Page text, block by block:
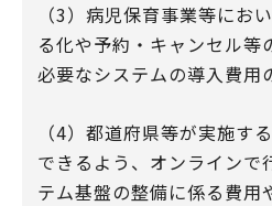
（3）病児保育事業等にお
る化や予約・キャンセル等
必要なシステムの導入費用
（4）都道府県等が実施す
できるよう、オンラインで
テム基盤の整備に係る費用